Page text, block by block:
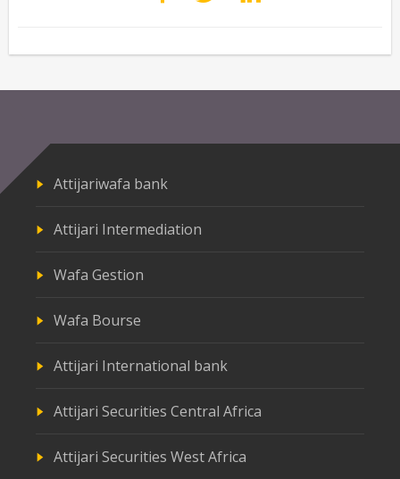
Attijariwafa bank
Attijari Intermediation
Wafa Gestion
Wafa Bourse
Attijari International bank
Attijari Securities Central Africa
Attijari Securities West Africa